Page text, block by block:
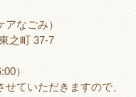
なごみ）
之町 37-7
）
ていただきますので、